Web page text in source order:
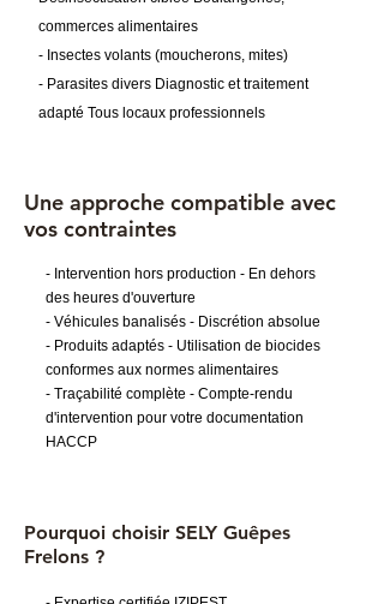
commerces alimentaires
- Insectes volants (moucherons, mites)
- Parasites divers Diagnostic et traitement
adapté Tous locaux professionnels
Une approche compatible avec
vos contraintes
- Intervention hors production - En dehors
des heures d'ouverture
- Véhicules banalisés - Discrétion absolue
- Produits adaptés - Utilisation de biocides
conformes aux normes alimentaires
- Traçabilité complète - Compte-rendu
d'intervention pour votre documentation
HACCP
Pourquoi choisir SELY Guêpes
Frelons ?